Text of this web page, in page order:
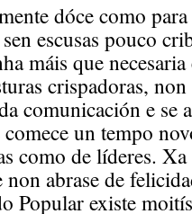
dóce como
escusas pouco
máis que necesaria
crispadoras,
comunicación e se
un tempo
como de líderes. Xa
abrase de
Popular existe